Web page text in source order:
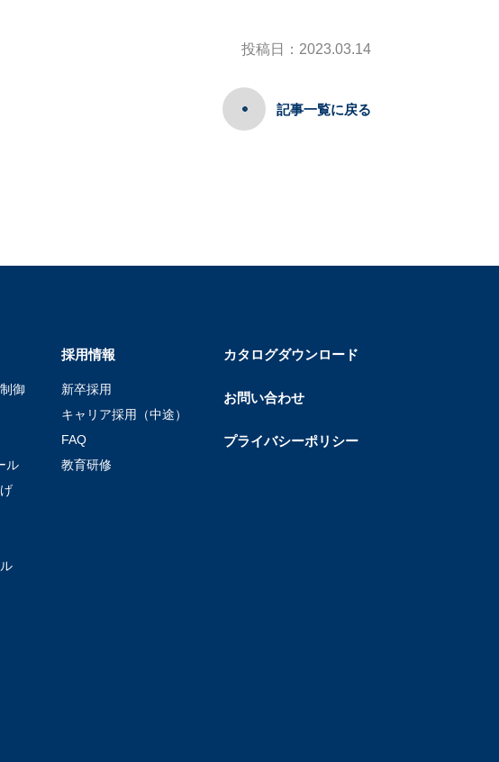
投稿日：2023.03.14
記事一覧に戻る
御
ル
採用情報
新卒採用
キャリア採用（中途）
FAQ
教育研修
カタログダウンロード
お問い合わせ
プライバシーポリシー